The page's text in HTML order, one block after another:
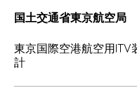
国土交通省東京航空局
東京国際空港航空用ITV
計